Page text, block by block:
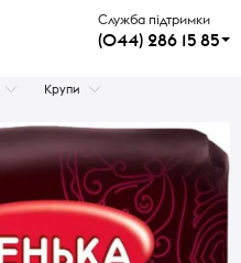
Служба підтримки
(044) 286 15 85
Крупи